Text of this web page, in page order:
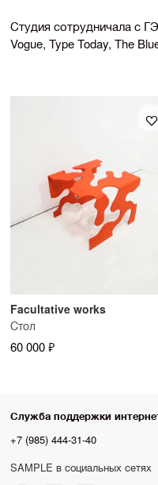
Студия сотрудничала с
Vogue, Type Today, The
Facultative works
Стол
60 000 ₽
Служба поддержки
+7 (985) 444-31-40
SAMPLE в социальных сетях